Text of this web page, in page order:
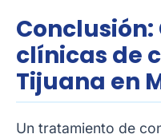
clínicas de
Tijuana en
Un tratamiento de